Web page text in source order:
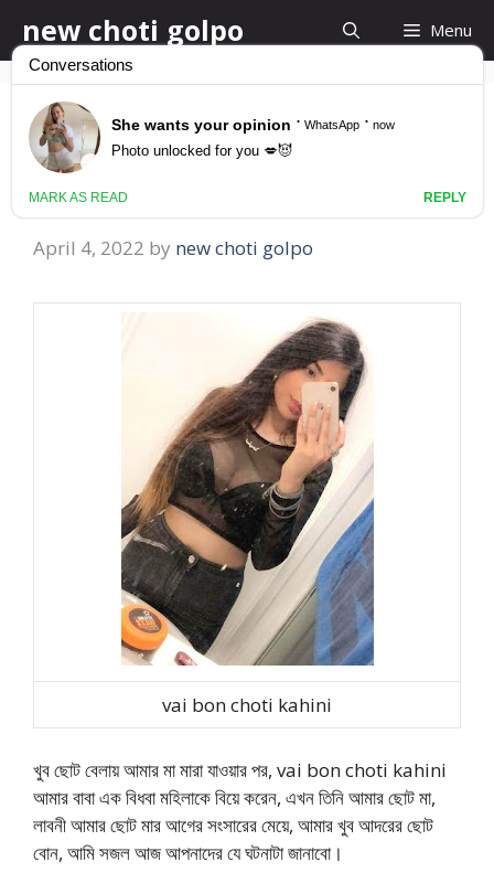
to
content
new choti golpo Menu
সৎ বোন লাবনীকে চুদলাম vai
bon choti kahini
April 4, 2022 by new choti golpo
vai bon choti kahini
খুব ছোট বেলায় আমার মা মারা যাওয়ার পর, vai bon choti kahini
আমার বাবা এক বিধবা মহিলাকে বিয়ে করেন, এখন তিনি আমার ছোট মা,
লাবনী আমার ছোট মার আগের সংসারের মেয়ে, আমার খুব আদরের ছোট
বোন, আমি সজল আজ আপনাদের যে ঘটনাটা জানাবো।